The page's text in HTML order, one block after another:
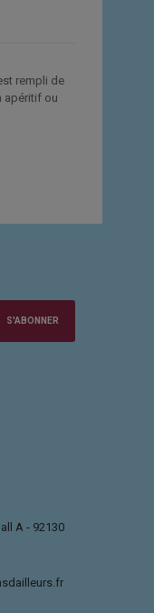
rempli de
apéritif ou
S'ABONNER
A - 92130